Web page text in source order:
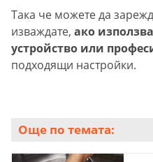
Така че можете да
изваждате, ако
устройство или
подходящи настройки.
Още по темата: